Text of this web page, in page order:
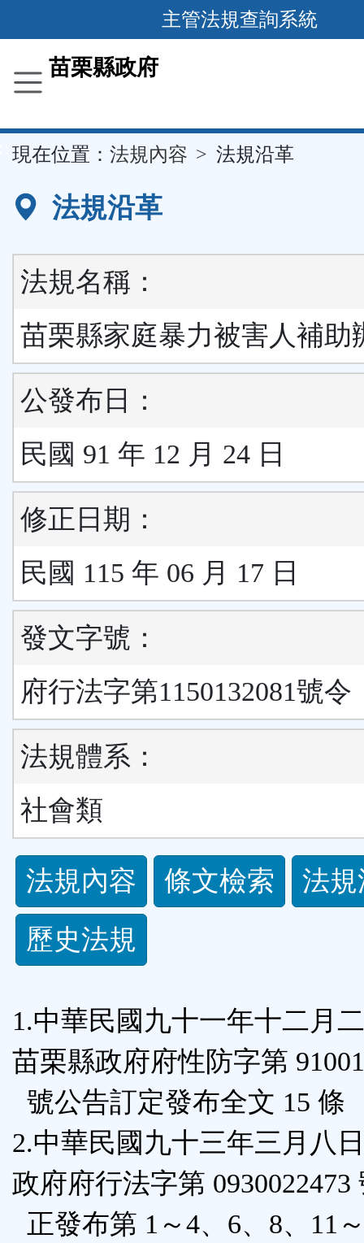
到
要
容
區
主管法規查詢系統
苗栗縣政府
現在位置： 法規內容 法規沿革
法規沿革
法規名稱：
苗栗縣家庭暴力被害人補助
公發布日：
民國 91 年 12 月 24 日
修正日期：
民國 115 年 06 月 17 日
發文字號：
府行法字第1150132081號令
法規體系：
社會類
法
規
功
按
鈕
區
法規內容 條文檢索
法
歷史法規
1.中華民國九十一年十二月
苗栗縣政府府性防字第
號公告訂定發布全文 15 條
2.中華民國九十三年三月八
政府府行法字第 0930022473
正發布第 1～4、6、8、11